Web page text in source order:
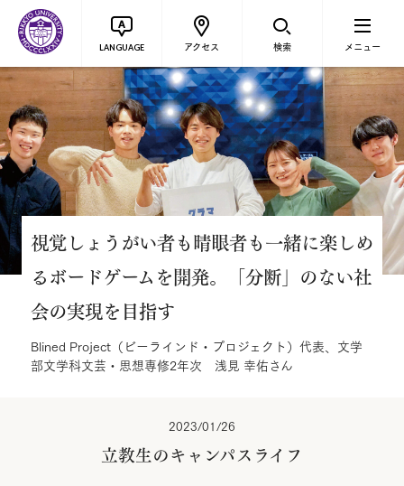
LANGUAGE アクセス 検索 メニュー
視覚しょうがい者も晴眼者も一緒に楽しめ
るボードゲームを開発。「分断」のない社
会の実現を目指す
Blined Project（ビーラインド・プロジェクト）代表、文学
部文学科文芸・思想専修2年次 浅見 幸佑さん
2023/01/26
立教生のキャンパスライフ